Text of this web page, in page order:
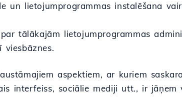
un lietojumprogrammas instalēšana
tālākajām lietojumprogrammas
aspektiem, ar kuriem
interfeiss, sociālie mediji utt., ir